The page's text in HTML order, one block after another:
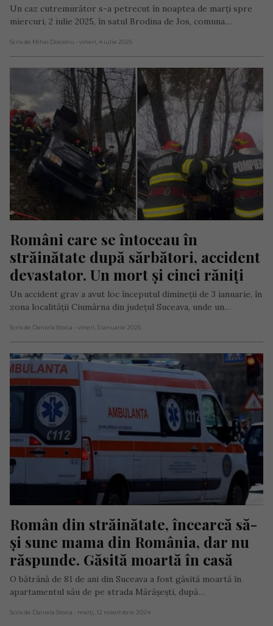
Un caz cutremurător s-a petrecut în noaptea de marți spre
miercuri, 2 iulie 2025, în satul Brodina de Jos, comuna…
Scris de Mihai Diaconu - vineri, 4 iulie 2025
Români care se întoceau în
străinătate după sărbători, accident
devastator. Un mort și cinci răniți
Un accident grav a avut loc începutul dimineţii de 3 ianuarie, în
zona localității Ciumârna din judeţul Suceava, unde un…
Scris de Daniela Stoica - vineri, 3 ianuarie 2025
Român din străinătate, încearcă să-
și sune mama din România, dar nu
răspunde. Găsită moartă în casă
O bătrână de 81 de ani din Suceava a fost găsită moartă în
apartamentul său de pe strada Mărășești, după…
Scris de Daniela Stoica - marți, 12 noiembrie 2024